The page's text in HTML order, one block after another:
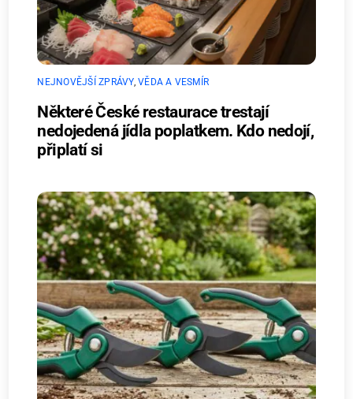
NEJNOVĚJŠÍ ZPRÁVY,VĚDA A VESMÍR
Některé České restaurace trestají
nedojedená jídla poplatkem. Kdo nedojí,
připlatí si